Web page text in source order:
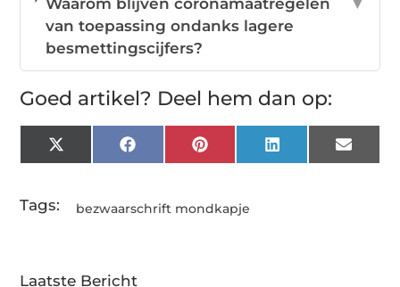
voldoende bescherming?
Waarom blijven coronamaatregelen
van toepassing ondanks lagere
besmettingscijfers?
▼
Goed artikel? Deel hem dan op:
FacebookPinterest
bezwaarschrift mondkapje